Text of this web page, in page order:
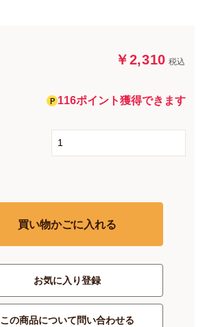
￥2,310 税込
116ポイント獲得できます
買い物かごに入れる
お気に入り登録
この商品について問い合わせる